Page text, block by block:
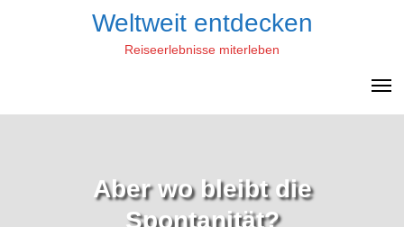
Weltweit entdecken
Reiseerlebnisse miterleben
Aber wo bleibt die
Spontanität?